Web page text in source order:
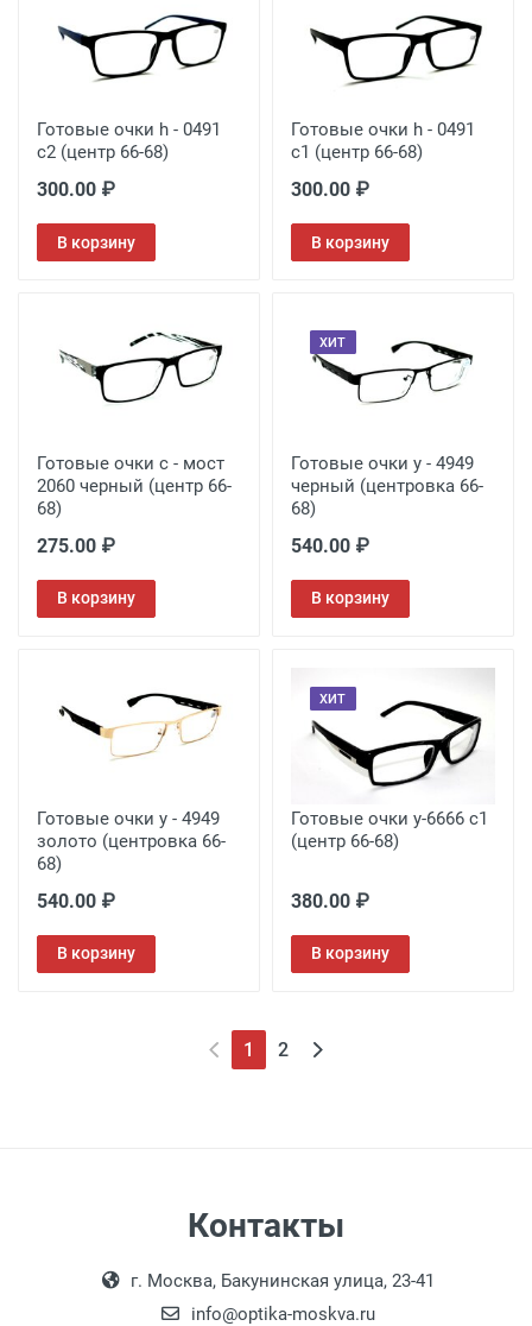
Готовые очки h - 0491
c2 (центр 66-68)
300.00 ₽
В корзину
Готовые очки h - 0491
c1 (центр 66-68)
300.00 ₽
В корзину
Готовые очки с - мост
2060 черный (центр 66-
68)
275.00 ₽
В корзину
ХИТ
Готовые очки у - 4949
черный (центровка 66-
68)
540.00 ₽
В корзину
Готовые очки у - 4949
золото (центровка 66-
68)
540.00 ₽
В корзину
ХИТ
Готовые очки у-6666 с1
(центр 66-68)
380.00 ₽
В корзину
1 2
Контакты
г. Москва, Бакунинская улица, 23-41
info@optika-moskva.ru